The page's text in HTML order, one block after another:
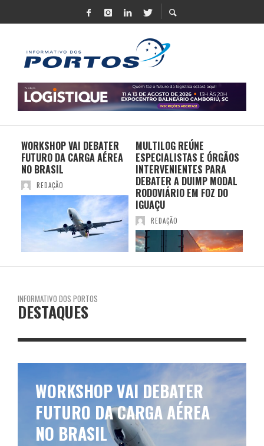
WORKSHOP VAI DEBATER
FUTURO DA CARGA AÉREA
NO BRASIL
REDAÇÃO
MULTILOG REÚNE
ESPECIALISTAS E ÓRGÃOS
INTERVENIENTES PARA
DEBATER A DUIMP MODAL
RODOVIÁRIO EM FOZ DO
IGUAÇU
REDAÇÃO
INFORMATIVO DOS PORTOS
DESTAQUES
WORKSHOP VAI DEBATER
FUTURO DA CARGA AÉREA
NO BRASIL